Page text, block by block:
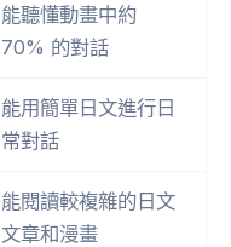
能聽懂動畫中約
70% 的對話
能用簡單日文進行日
常對話
能閱讀較複雜的日文
文章和漫畫